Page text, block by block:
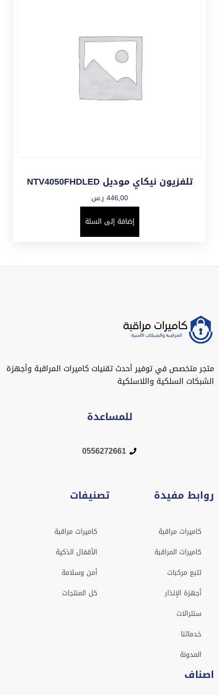
تلفزيون نيكاي موديل NTV4050FHDLED
446,00 ر.س
إضافة إلى السلة
متجر متخصص في توفير أحدث تقنيات كاميرات المراقبة وأجهزة
الشبكات السلكية واللاسلكية
للمساعدة
0556272661
روابط مفيدة
كاميرات مراقبة
كاميرات المراقبة
تتبع مركبات
أجهزة الإنذار
سنترالات
خدماتنا
المدونة
تصنيفات
كاميرات مراقبة
الأقفال الذكية
أمن وسلامة
كل المنتجات
اصناف